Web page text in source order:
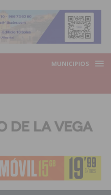
MUNICIPIOS